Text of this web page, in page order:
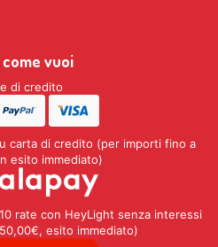
come vuoi
di credito
carta di credito (per importi fino a
esito immediato)
rate con HeyLight senza interessi
esito immediato)